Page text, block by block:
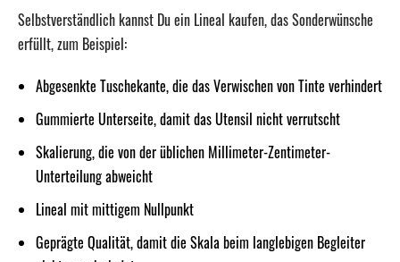
Selbstverständlich kannst Du ein Lineal kaufen, das Sonderwünsche
erfüllt, zum Beispiel:
Abgesenkte Tuschekante, die das Verwischen von Tinte verhindert
Gummierte Unterseite, damit das Utensil nicht verrutscht
Skalierung, die von der üblichen Millimeter-Zentimeter-
Unterteilung abweicht
Lineal mit mittigem Nullpunkt
Geprägte Qualität, damit die Skala beim langlebigen Begleiter